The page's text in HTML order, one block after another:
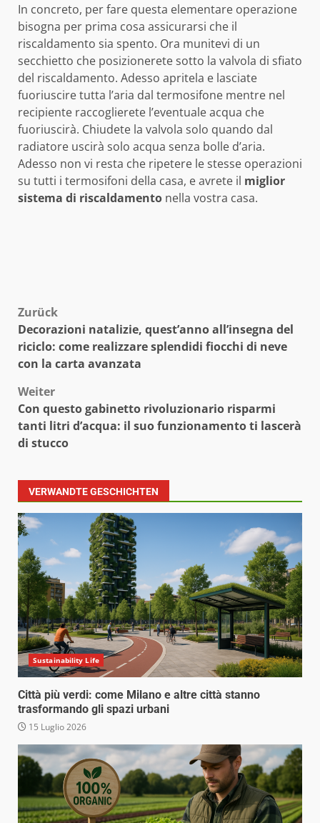
In concreto, per fare questa elementare operazione
bisogna per prima cosa assicurarsi che il
riscaldamento sia spento. Ora munitevi di un
secchietto che posizionerete sotto la valvola di sfiato
del riscaldamento. Adesso apritela e lasciate
fuoriuscire tutta l’aria dal termosifone mentre nel
recipiente raccoglierete l’eventuale acqua che
fuoriuscirà. Chiudete la valvola solo quando dal
radiatore uscirà solo acqua senza bolle d’aria.
Adesso non vi resta che ripetere le stesse operazioni
su tutti i termosifoni della casa, e avrete il miglior
sistema di riscaldamento nella vostra casa.
Beitragsnavigation
Zurück
Decorazioni natalizie, quest’anno all’insegna del
riciclo: come realizzare splendidi fiocchi di neve
con la carta avanzata
Weiter
Con questo gabinetto rivoluzionario risparmi
tanti litri d’acqua: il suo funzionamento ti lascerà
di stucco
VERWANDTE GESCHICHTEN
Sustainability Life
Città più verdi: come Milano e altre città stanno
trasformando gli spazi urbani
15 Luglio 2026